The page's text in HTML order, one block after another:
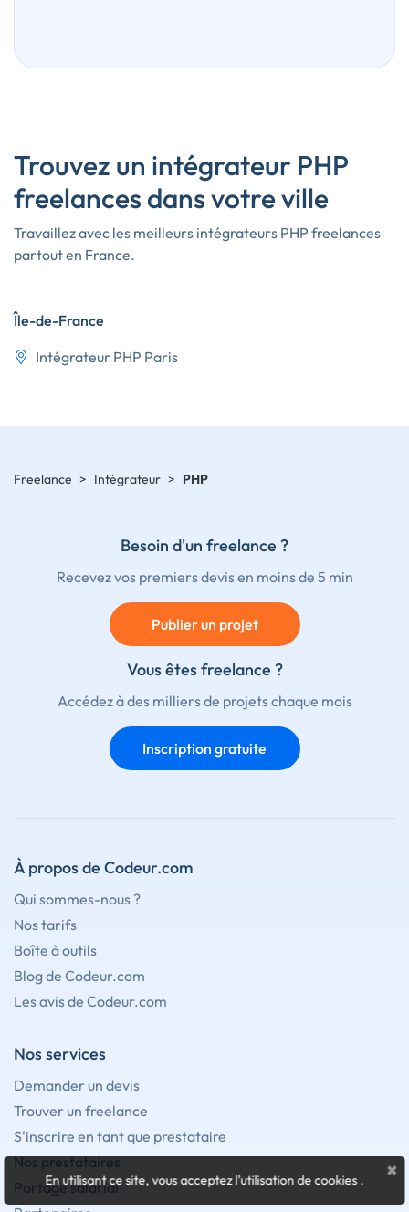
Trouvez un intégrateur PHP
freelances dans votre ville
Travaillez avec les meilleurs intégrateurs PHP freelances
partout en France.
Île-de-France
Intégrateur PHP Paris
Freelance > Intégrateur > PHP
Besoin d'un freelance ?
Recevez vos premiers devis en moins de 5 min
Publier un projet
Vous êtes freelance ?
Accédez à des milliers de projets chaque mois
Inscription gratuite
À propos de Codeur.com
Qui sommes-nous ?
Nos tarifs
Boîte à outils
Blog de Codeur.com
Les avis de Codeur.com
Nos services
Demander un devis
Trouver un freelance
S'inscrire en tant que prestataire
Nos prestataires
Portage salarial
×
En utilisant ce site, vous acceptez l'utilisation de cookies.